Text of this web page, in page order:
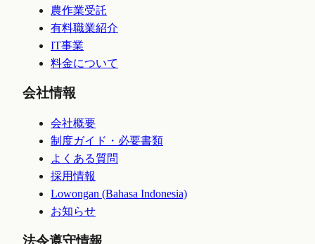
農作業受託
有料職業紹介
IT事業
料金について
会社情報
会社概要
制度ガイド・必要書類
よくある質問
採用情報
Lowongan (Bahasa Indonesia)
お知らせ
法令遵守情報